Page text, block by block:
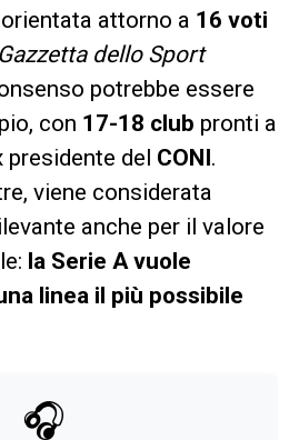
attorno a 16 voti
dello Sport
potrebbe essere
con 17-18 club pronti a
presidente del CONI.
viene considerata
anche per il valore
la Serie A vuole
linea il più possibile
🎧